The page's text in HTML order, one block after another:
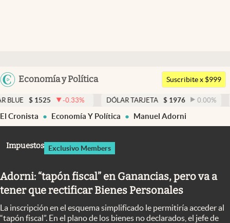
Argentina
Economía y Política
Members
Economía y Política
Finanzas y Mercados
Columnistas
Otras secciones
Apertura
Suscribite x $999
-0.33% DÓLAR TARJETA $ 1976 0.00% DÓLAR
El Cronista Economía Y Política Manuel Adorni
Impuestos Exclusivo Members
Adorni: “tapón fiscal” en Ganancias, pero va a
tener que rectificar Bienes Personales
La inscripción en el esquema simplificado le permitiría acceder al
“tapón fiscal”. En el plano de los bienes no declarados, el jefe de